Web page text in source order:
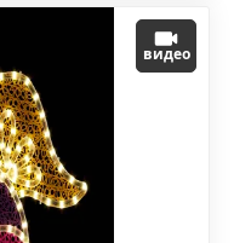
видео